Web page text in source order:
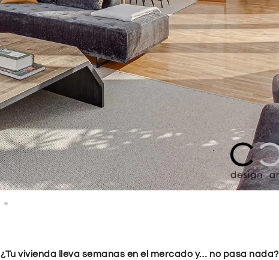
¿Tu vivienda lleva semanas en el mercado y… no pasa nada?